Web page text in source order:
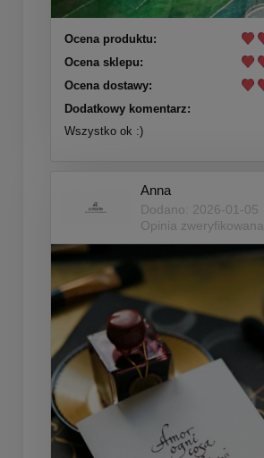
Ocena produktu:
Ocena sklepu:
Ocena dostawy:
Dodatkowy komentarz:
Wszystko ok :)
Anna
Dodano: 2026-01-05
Opinia zweryfikowana